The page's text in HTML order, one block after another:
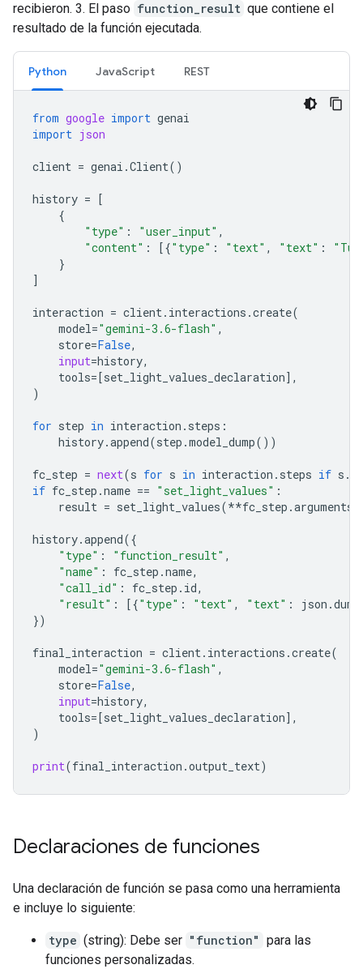
recibieron. 3. El paso function_result que contiene el
resultado de la función ejecutada.
Python JavaScript REST
from google import genai
import json
client = genai .Client()
history =
[
{
"type" : "user_input" ,
"content" : [{"type" : "text" , "text" :
}
]
interaction = client. interactions .create(
model="gemini-3.6-flash" ,
store=False,
input=history,
tools= [set_light_values_declaration],
)
for step in interaction . steps :
history.append(step .model_dump())
fc_step = next(s for s in interaction . steps if s .
if fc_step .name == "set_light_values" :
result = set_light_values(**fc_step .arguments
history.append({
"type" : "function_result" ,
"name" : fc_step .name,
"call_id" : fc_step . id,
"result" : [{"type" : "text" , "text" : json .
})
final_interaction = client. interactions .create(
model="gemini-3.6-flash" ,
store=False,
input=history,
tools= [set_light_values_declaration],
)
print(final_interaction .output_text)
Declaraciones de funciones
Una declaración de función se pasa como una herramienta
e incluye lo siguiente:
type (string): Debe ser "function" para las
funciones personalizadas.